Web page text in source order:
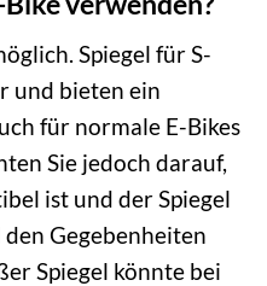
Spiegel für S-
und bieten ein
für normale E-Bikes
Sie jedoch darauf,
ist und der Spiegel
Gegebenheiten
Spiegel könnte bei